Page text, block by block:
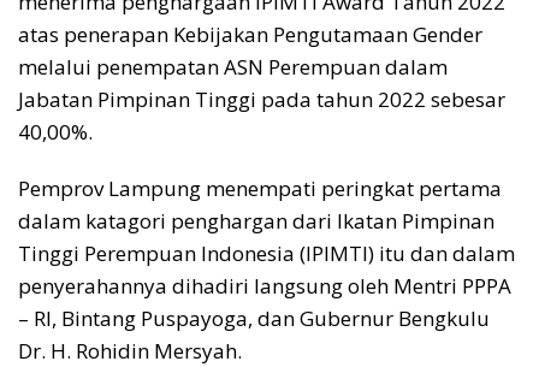
atas penerapan Kebijakan Pengutamaan Gender
melalui penempatan ASN Perempuan dalam
Jabatan Pimpinan Tinggi pada tahun 2022 sebesar
40,00%.
Pemprov Lampung menempati peringkat pertama
dalam katagori penghargan dari Ikatan Pimpinan
Tinggi Perempuan Indonesia (IPIMTI) itu dan dalam
penyerahannya dihadiri langsung oleh Mentri PPPA
– RI, Bintang Puspayoga, dan Gubernur Bengkulu
Dr. H. Rohidin Mersyah.